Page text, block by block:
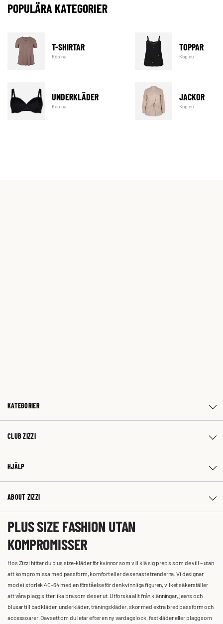
POPULÄRA KATEGORIER
T-SHIRTAR
Köp nu
TOPPAR
Köp nu
UNDERKLÄDER
Köp nu
JACKOR
Köp nu
KATEGORIER
CLUB ZIZZI
HJÄLP
ABOUT ZIZZI
PLUS SIZE FASHION UTAN
KOMPROMISSER
Hos Zizzi hittar du plus size-kläder för kvinnor som vill klä sig precis som de vill – utan
att kompromissa med passform, komfort eller de senaste trenderna. Vi designar
mode i storlek 40-64 med en förståelse för den kvinnliga figuren, vilket säkerställer
att våra plagg sitter lika bra som de ser ut. Utforska allt från klänningar, jeans och
blusar till badkläder, underkläder, träningskläder, skor med extra bred passform och
accessoarer. Oavsett om du letar efter en ny vardagslook, festkläder eller plagg som